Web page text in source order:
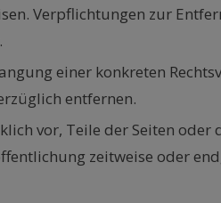
Verpflichtungen zur
einer konkreten
entfernen.
vor, Teile der Seiten oder
zeitweise oder